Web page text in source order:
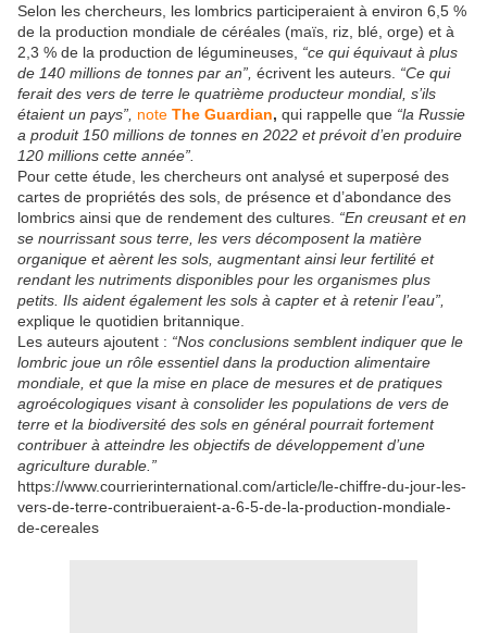
Selon les chercheurs, les lombrics participeraient à environ 6,5 %
de la production mondiale de céréales (maïs, riz, blé, orge) et à
2,3 % de la production de légumineuses, “ce qui équivaut à plus
de 140 millions de tonnes par an”, écrivent les auteurs. “Ce qui
ferait des vers de terre le quatrième producteur mondial, s’ils
étaient un pays”, note The Guardian, qui rappelle que “la Russie
a produit 150 millions de tonnes en 2022 et prévoit d’en produire
120 millions cette année”.
Pour cette étude, les chercheurs ont analysé et superposé des
cartes de propriétés des sols, de présence et d’abondance des
lombrics ainsi que de rendement des cultures. “En creusant et en
se nourrissant sous terre, les vers décomposent la matière
organique et aèrent les sols, augmentant ainsi leur fertilité et
rendant les nutriments disponibles pour les organismes plus
petits. Ils aident également les sols à capter et à retenir l’eau”,
explique le quotidien britannique.
Les auteurs ajoutent : “Nos conclusions semblent indiquer que le
lombric joue un rôle essentiel dans la production alimentaire
mondiale, et que la mise en place de mesures et de pratiques
agroécologiques visant à consolider les populations de vers de
terre et la biodiversité des sols en général pourrait fortement
contribuer à atteindre les objectifs de développement d’une
agriculture durable.”
https://www.courrierinternational.com/article/le-chiffre-du-jour-les-
vers-de-terre-contribueraient-a-6-5-de-la-production-mondiale-
de-cereales